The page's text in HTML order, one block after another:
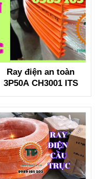
​​​​​​​Ray điện an toàn
3P50A CH3001 ITS